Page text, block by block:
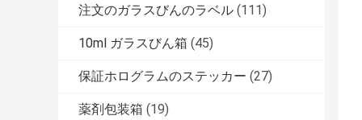
注文のガラスびんのラベル (111)
10ml ガラスびん箱 (45)
保証ホログラムのステッカー (27)
薬剤包装箱 (19)